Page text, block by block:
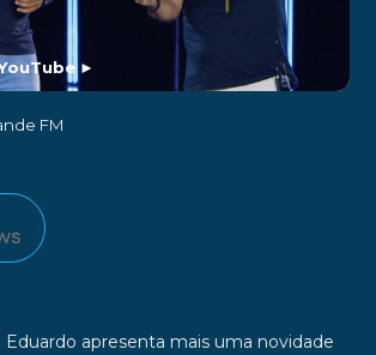
►
FM
Eduardo apresenta mais uma novidade